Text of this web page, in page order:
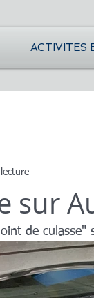
ACTIVITES
sur
de